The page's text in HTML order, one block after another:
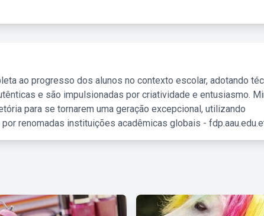
ao progresso dos alunos no contexto escolar, adotando
e são impulsionadas por criatividade e entusiasmo.
para se tornarem uma geração excepcional, utilizando
renomadas instituições acadêmicas globais -